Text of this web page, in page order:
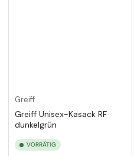
Greiff
Greiff Unisex-Kasack RF
dunkelgrün
VORRÄTIG